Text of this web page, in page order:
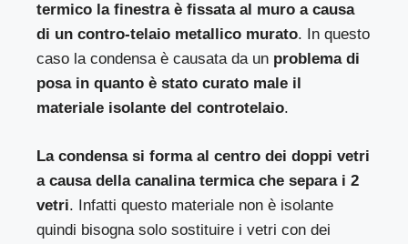
termico la finestra è fissata al muro a causa
di un contro-telaio metallico murato. In questo
caso la condensa è causata da un problema di
posa in quanto è stato curato male il
materiale isolante del controtelaio.
La condensa si forma al centro dei doppi vetri
a causa della canalina termica che separa i 2
vetri. Infatti questo materiale non è isolante
quindi bisogna solo sostituire i vetri con dei